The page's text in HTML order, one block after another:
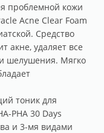
проблемной кожи
Acne Clear Foam
Средство
акне, удаляет все
шелушения. Мягко
тоник для
PHA 30 Days
и 3-мя видами